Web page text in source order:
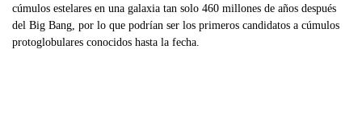
cúmulos estelares en una galaxia tan solo 460 millones de años después
del Big Bang, por lo que podrían ser los primeros candidatos a cúmulos
protoglobulares conocidos hasta la fecha.